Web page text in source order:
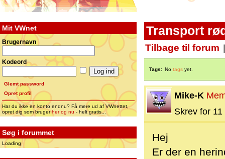
Mit VWnet
Brugernavn
Kodeord
Glemt password
Opret profil
Har du ikke en konto endnu? Få mere ud af VWnettet,
opret dig som brugerher og nu - helt gratis...
Søg i forummet
Loading
Transport
Tilbage til forum
Tags: No tags yet.
Mike-K
Skrev for
Hej
Er der en